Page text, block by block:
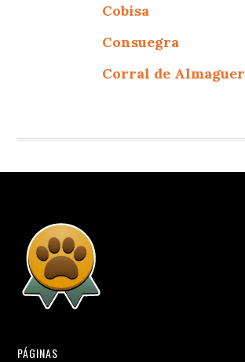
Cobisa
Consuegra
Corral de Almaguer
PÁGINAS